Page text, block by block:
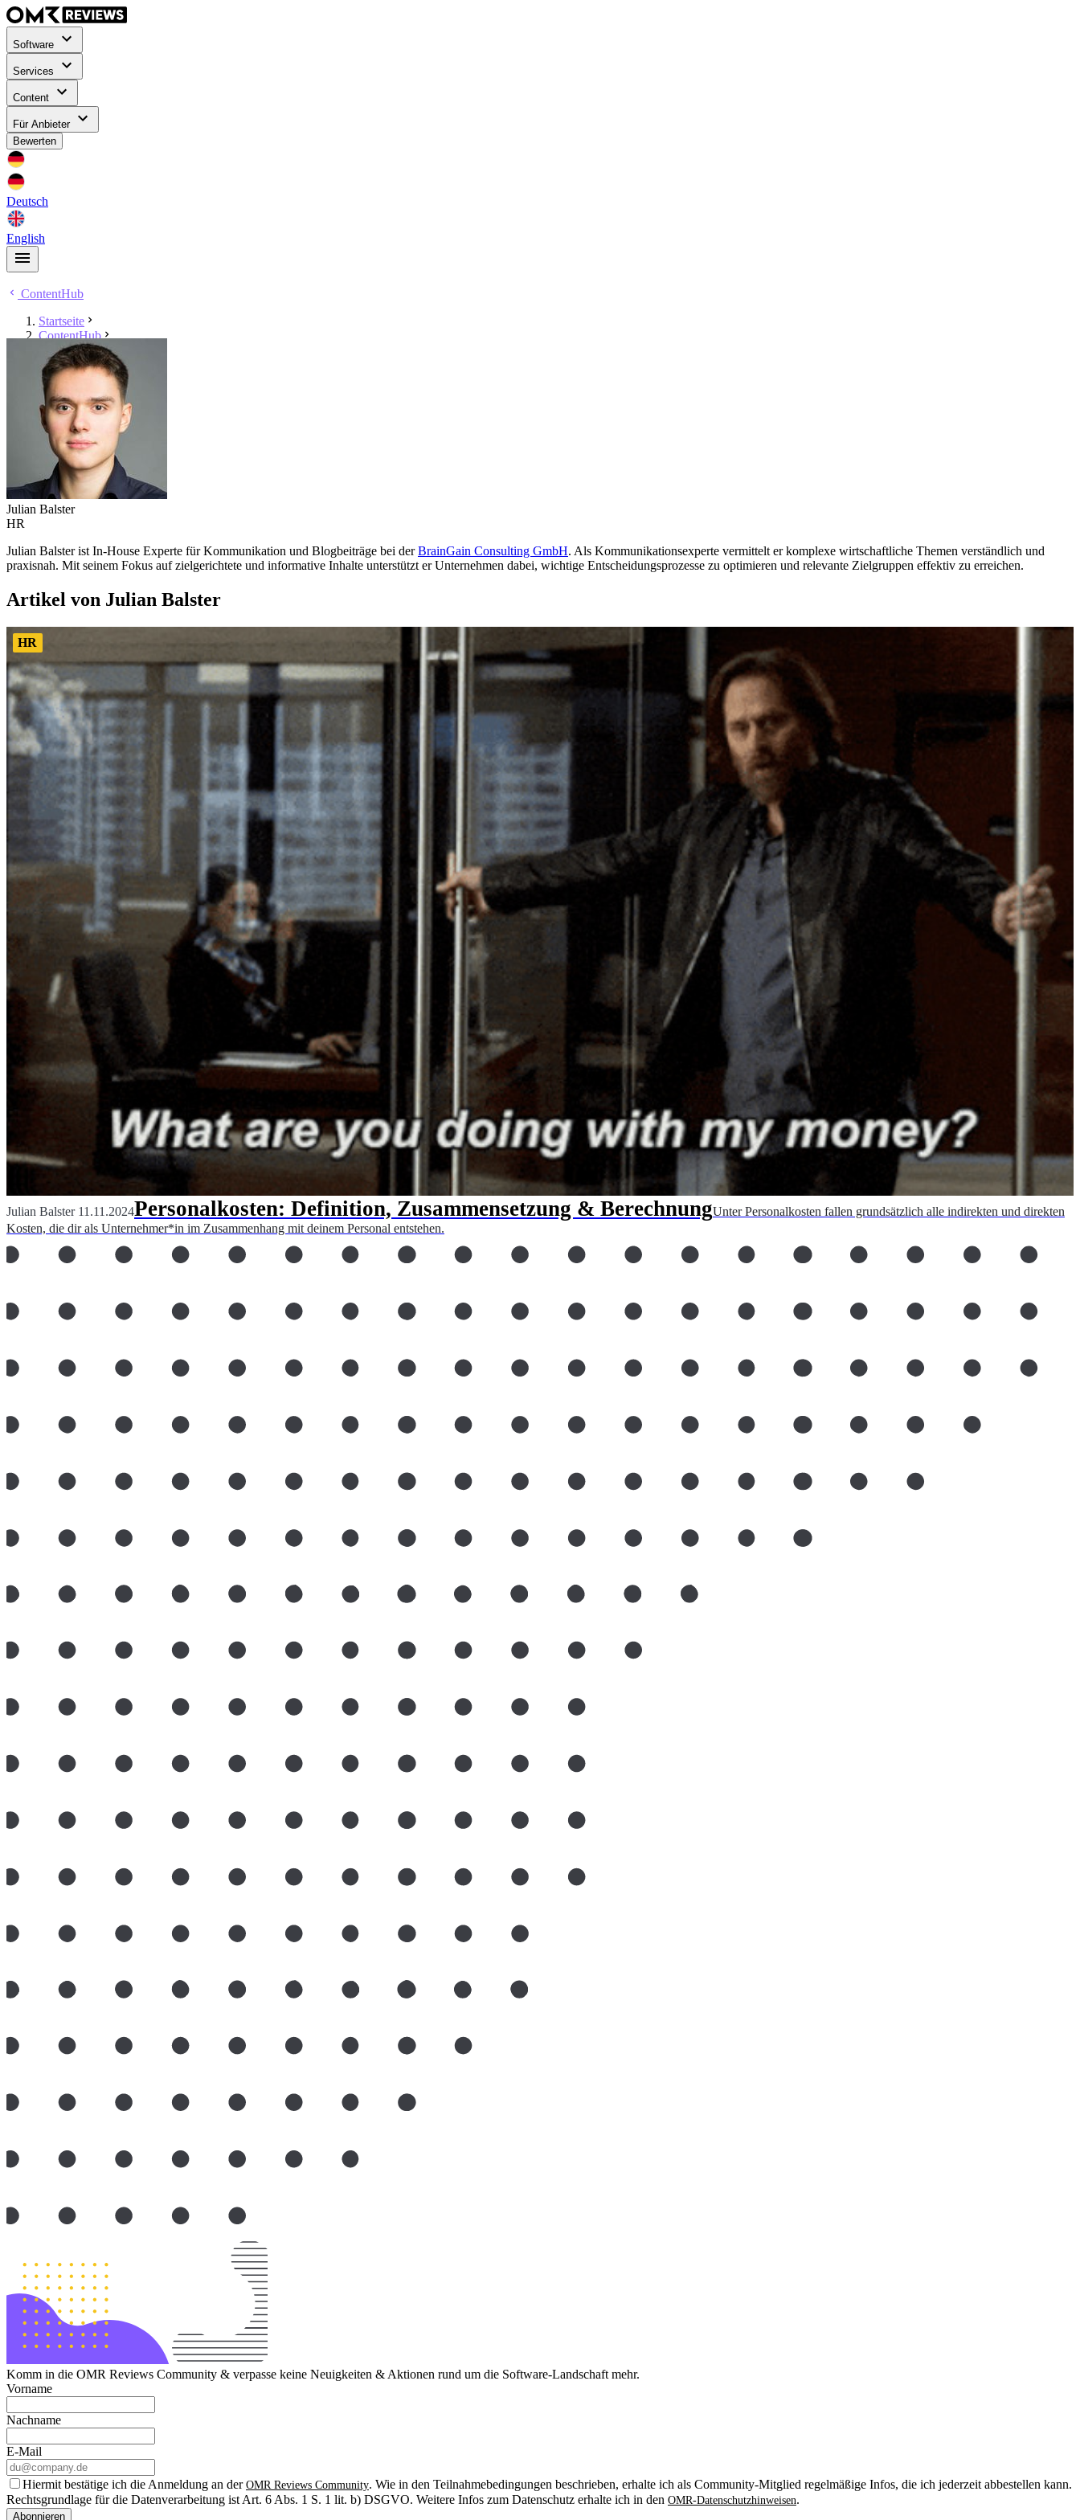
Software
Services
Content
Für Anbieter
Bewerten
Deutsch
English
ContentHub
Startseite
ContentHub
Julian Balster
Julian Balster
HR
Julian Balster ist In-House Experte für Kommunikation und Blogbeiträge bei derBrainGain Consulting GmbH. Als Kommunikationsexperte vermittelt er komplexe wirtschaftliche Themen verständlich und
praxisnah. Mit seinem Fokus auf zielgerichtete und informative Inhalte unterstützt er Unternehmen dabei, wichtige Entscheidungsprozesse zu optimieren und relevante Zielgruppen effektiv zu erreichen.
Artikel von Julian Balster
HR
Julian Balster 11.11.2024Personalkosten: Definition, Zusammensetzung & BerechnungUnter Personalkosten fallen grundsätzlich alle indirekten und direkten
Kosten, die dir als Unternehmer*in im Zusammenhang mit deinem Personal entstehen.
Komm in die OMR Reviews Community & verpasse keine Neuigkeiten & Aktionen rund um die Software-Landschaft mehr.
Vorname
Nachname
E-Mail
Hiermit bestätige ich die Anmeldung an der OMR Reviews Community. Wie in den Teilnahmebedingungen beschrieben, erhalte ich als Community-Mitglied regelmäßige Infos, die ich jederzeit abbestellen kann.
Rechtsgrundlage für die Datenverarbeitung ist Art. 6 Abs. 1 S. 1 lit. b) DSGVO. Weitere Infos zum Datenschutz erhalte ich in den OMR-Datenschutzhinweisen.
Abonnieren